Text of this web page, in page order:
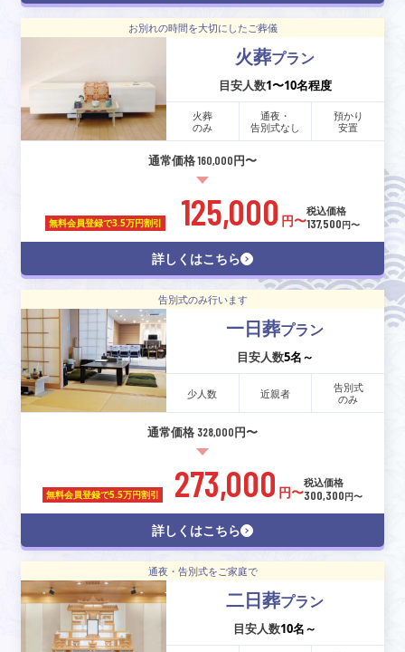
お別れの時間を大切にしたご葬儀
火葬プラン
目安人数1〜10名程度
火葬
のみ
通夜・
告別式なし
預かり
安置
通常価格 160,000円〜
無料会員登録で3.5万円割引 125,000 円〜
税込価格
137,500円〜
詳しくはこちら
告別式のみ行います
一日葬プラン
目安人数5名～
少人数 近親者
告別式
のみ
通常価格 328,000円〜
無料会員登録で5.5万円割引 273,000 円〜
税込価格
300,300円〜
詳しくはこちら
通夜・告別式をご家庭で
二日葬プラン
目安人数10名～